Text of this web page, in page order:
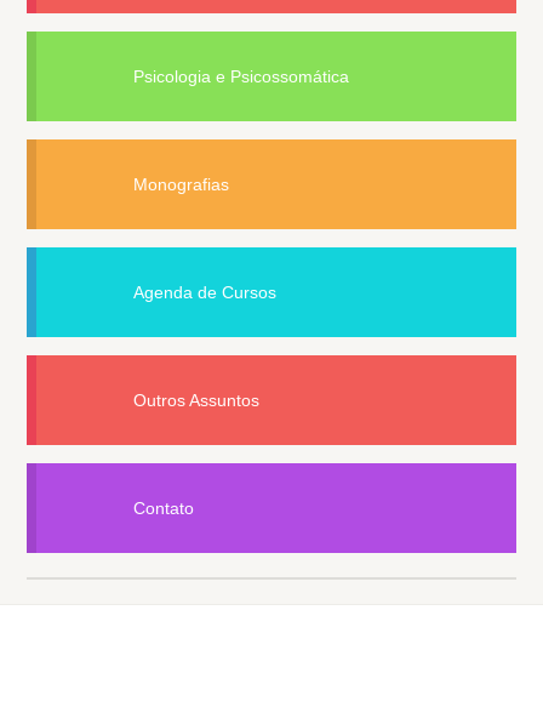
Psicologia e Psicossomática
Monografias
Agenda de Cursos
Outros Assuntos
Contato